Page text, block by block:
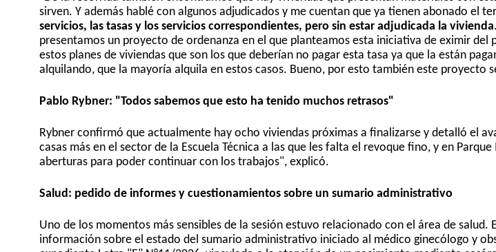
sirven. Y además hablé con algunos adjudicados y me cuentan que ya tienen abonado el
servicios, las tasas y los servicios correspondientes, pero sin estar adjudicada la vivienda
presentamos un proyecto de ordenanza en el que planteamos esta iniciativa de eximir del
estos planes de viviendas que son los que deberían no pagar esta tasa ya que la están
alquilando, que la mayoría alquila en estos casos. Bueno, por esto también este proyecto
Pablo Rybner: "Todos sabemos que esto ha tenido muchos retrasos"
Rybner confirmó que actualmente hay ocho viviendas próximas a finalizarse y detalló el
casas más en el sector de la Escuela Técnica a las que les falta el revoque fino, y en
aberturas para poder continuar con los trabajos", explicó.
Salud: pedido de informes y cuestionamientos sobre un sumario administrativo
Uno de los momentos más sensibles de la sesión estuvo relacionado con el área de salud.
información sobre el estado del sumario administrativo iniciado al médico ginecólogo y